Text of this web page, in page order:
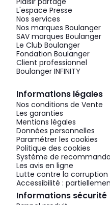
L'espace Presse
Nos services
Nos marques Boulanger
SAV marques Boulanger
Le Club Boulanger
Fondation Boulanger
Client professionnel
Boulanger INFINITY
Informations légales
Nos conditions de Vente
Les garanties
Mentions légales
Données personnelles
Paramétrer les cookies
Politique des cookies
Système de
Les avis en ligne
Lutte contre la corruption
Accessibilité :
Informations sécurité